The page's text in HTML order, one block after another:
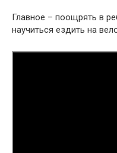
Главное – поощрять в
научиться ездить на